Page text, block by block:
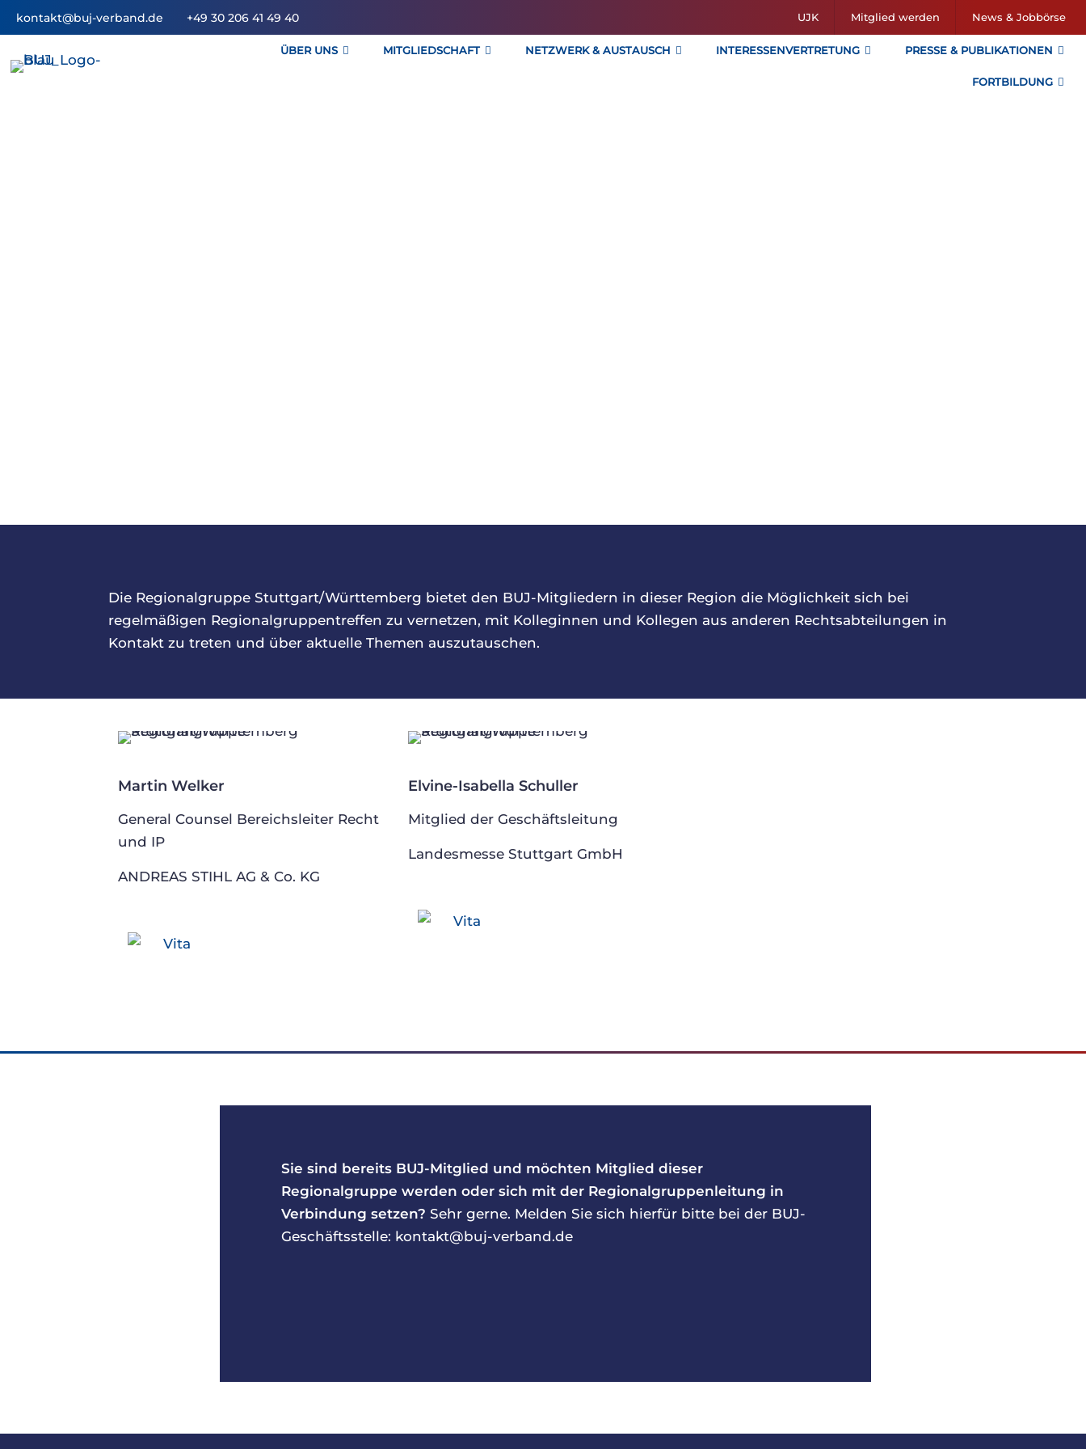
kontakt@buj-verband.de +49 30 206 41 49 40 UJK Mitglied werden News & Jobbörse
ÜBER UNS MITGLIEDSCHAFT NETZWERK & AUSTAUSCH INTERESSENVERTRETUNG PRESSE & PUBLIKATIONEN
FORTBILDUNG
Die Regionalgruppe Stuttgart/Württemberg bietet den BUJ-Mitgliedern in dieser Region die Möglichkeit sich bei
regelmäßigen Regionalgruppentreffen zu vernetzen, mit Kolleginnen und Kollegen aus anderen Rechtsabteilungen in
Kontakt zu treten und über aktuelle Themen auszutauschen.
Martin Welker
General Counsel Bereichsleiter Recht
und IP
ANDREAS STIHL AG & Co. KG
Vita
Elvine-Isabella Schuller
Mitglied der Geschäftsleitung
Landesmesse Stuttgart GmbH
Vita
Sie sind bereits BUJ-Mitglied und möchten Mitglied dieser
Regionalgruppe werden oder sich mit der Regionalgruppenleitung in
Verbindung setzen? Sehr gerne. Melden Sie sich hierfür bitte bei der BUJ-
Geschäftsstelle: kontakt@buj-verband.de